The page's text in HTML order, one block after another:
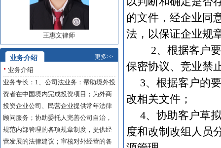
王惠文律师
业务介绍 更多>>
业务介绍
业务专长：1、公司法业务：帮助境外投
资者在中国境内完成投资项目；为外商
投资企业公司、民营企业提供常年法律
顾问服务；协助委托人完善公司自治，
规范内部管理的各项规章制度，提供经
营发展的法律建议；审核对外经营的各
的文件，经企业同
法，以保证企业规
2、根据客户
保密协议、竞业禁
3、根据客户的
改相关文件；
4、协助客户草
度和改制改组人员